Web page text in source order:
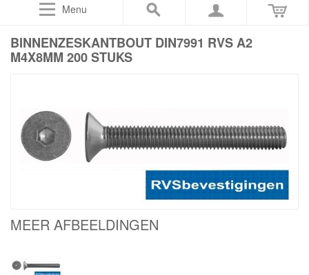
Menu
BINNENZESKANTBOUT DIN7991 RVS A2
M4X8MM 200 STUKS
MEER AFBEELDINGEN